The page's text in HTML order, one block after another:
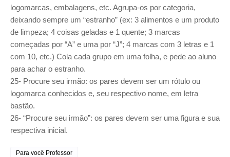
logomarcas, embalagens, etc. Agrupa-os por categoria,
deixando sempre um “estranho” (ex: 3 alimentos e um produto
de limpeza; 4 coisas geladas e 1 quente; 3 marcas
começadas por “A” e uma por “J”; 4 marcas com 3 letras e 1
com 10, etc.) Cola cada grupo em uma folha, e pede ao aluno
para achar o estranho.
25- Procure seu irmão: os pares devem ser um rótulo ou
logomarca conhecidos e, seu respectivo nome, em letra
bastão.
26- “Procure seu irmão”: os pares devem ser uma figura e sua
respectiva inicial.
Para você Professor